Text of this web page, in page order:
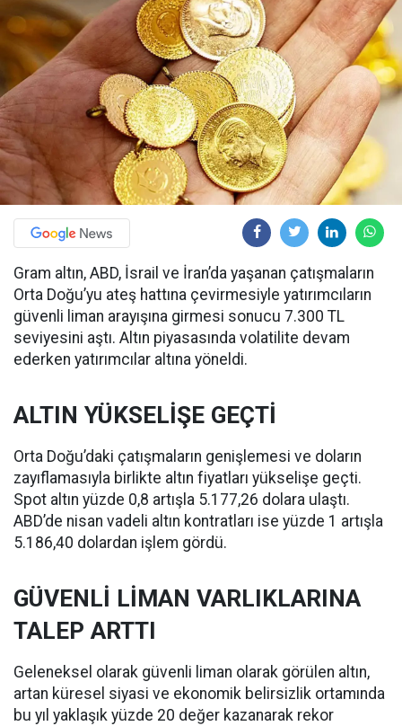
Gram altın, ABD, İsrail ve İran’da yaşanan çatışmaların
Orta Doğu’yu ateş hattına çevirmesiyle yatırımcıların
güvenli liman arayışına girmesi sonucu 7.300 TL
seviyesini aştı. Altın piyasasında volatilite devam
ederken yatırımcılar altına yöneldi.
ALTIN YÜKSELİŞE GEÇTİ
Orta Doğu’daki çatışmaların genişlemesi ve doların
zayıflamasıyla birlikte altın fiyatları yükselişe geçti.
Spot altın yüzde 0,8 artışla 5.177,26 dolara ulaştı.
ABD’de nisan vadeli altın kontratları ise yüzde 1 artışla
5.186,40 dolardan işlem gördü.
GÜVENLİ LİMAN VARLIKLARINA
TALEP ARTTI
Geleneksel olarak güvenli liman olarak görülen altın,
artan küresel siyasi ve ekonomik belirsizlik ortamında
bu yıl yaklaşık yüzde 20 değer kazanarak rekor